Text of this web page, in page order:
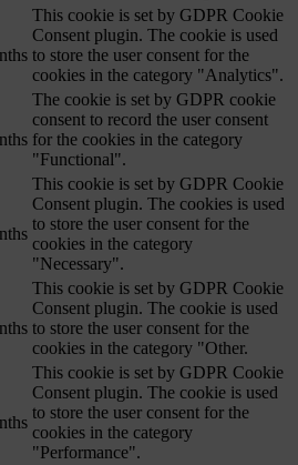
This cookie is set by GDPR Cookie
Consent plugin. The cookie is used
to store the user consent for the
cookies in the category "Analytics".
The cookie is set by GDPR cookie
consent to record the user consent
for the cookies in the category
"Functional".
This cookie is set by GDPR Cookie
Consent plugin. The cookies is used
to store the user consent for the
cookies in the category
"Necessary".
This cookie is set by GDPR Cookie
Consent plugin. The cookie is used
to store the user consent for the
cookies in the category "Other.
This cookie is set by GDPR Cookie
Consent plugin. The cookie is used
to store the user consent for the
cookies in the category
"Performance".